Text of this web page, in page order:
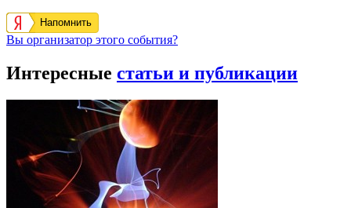
Напомнить
Вы организатор этого события?
Интересные статьи и публикации